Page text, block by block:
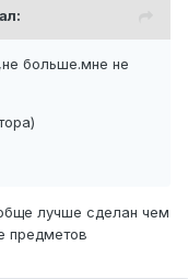
больше.мне не
лучше сделан чем
предметов